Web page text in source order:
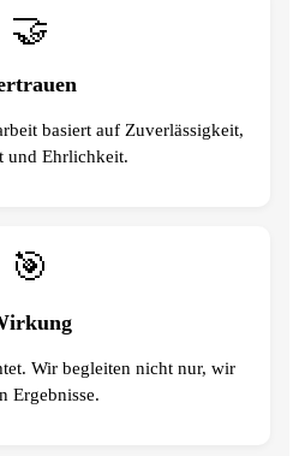
🤝
basiert auf Zuverlässigkeit,
und Ehrlichkeit.
🎯
Wir begleiten nicht nur, wir
Ergebnisse.